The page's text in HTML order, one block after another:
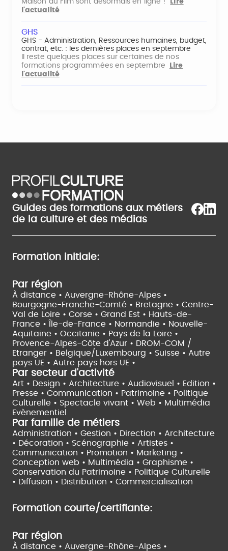
Maison du Film sont désormais en ligne !
Lire
l'actualité
GHS
GHS - Administration, Ressources humaines, budget,
contrat, etc. : les dernières places en septembre
Il reste quelques places sur certaines de nos
formations programmées en septembre
Lire
l'actualité
Guides des formations aux métiers
de la culture et des médias
Formation initiale:
Par région
À distance • Auvergne-Rhône-Alpes •
Bourgogne-Franche-Comté • Bretagne • Centre-
Val de Loire • Corse • Grand Est • Hauts-de-
France •
Île-de-France • Normandie • Nouvelle-
Aquitaine • Occitanie • Pays de la Loire •
Provence-Alpes-Côte d'Azur • DROM-COM /
Etranger • Belgique/Luxembourg • Suisse • Autre
pays UE • Autre pays hors UE •
Par secteur d'activité
Art • Design • Architecture • Audiovisuel • Edition •
Presse • Communication • Patrimoine • Politique
Culturelle • Spectacle vivant • Web • Multimédia
Evènementiel
Par famille de métiers
Administration • Gestion • Direction • Architecture
• Décoration • Scénographie • Artistes •
Communication • Promotion • Marketing •
Conception web • Multimédia • Graphisme •
Conservation du Patrimoine • Politique Culturelle
• Diffusion • Distribution • Commercialisation
Formation courte/certifiante:
Par région
À distance • Auvergne-Rhône-Alpes •